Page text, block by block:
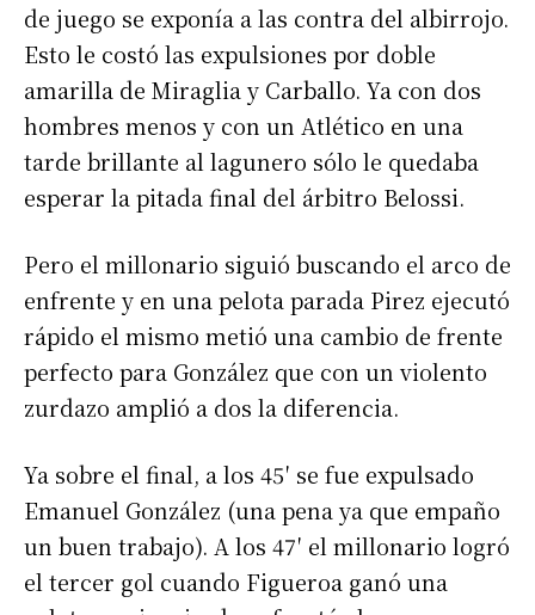
Suscribirme gratis
Dirección de correo electrónico*
de juego se exponía a las contra del albirrojo.
Esto le costó las expulsiones por doble
amarilla de Miraglia y Carballo. Ya con dos
hombres menos y con un Atlético en una
tarde brillante al lagunero sólo le quedaba
esperar la pitada final del árbitro Belossi.
Pero el millonario siguió buscando el arco de
enfrente y en una pelota parada Pirez ejecutó
rápido el mismo metió una cambio de frente
perfecto para González que con un violento
zurdazo amplió a dos la diferencia.
Ya sobre el final, a los 45′ se fue expulsado
Emanuel González (una pena ya que empaño
un buen trabajo). A los 47′ el millonario logró
el tercer gol cuando Figueroa ganó una